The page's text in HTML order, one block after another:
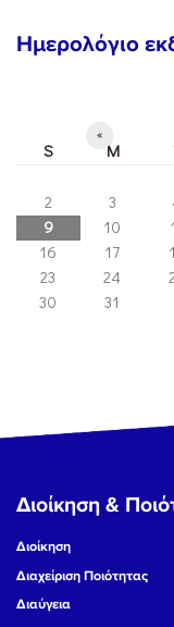
Ημερολόγιο
«
S M
2
3
9
10
16
17
23
24
30
31
Διοίκηση &
Διοίκηση
Διαχείριση Ποιότητας
Διαύγεια